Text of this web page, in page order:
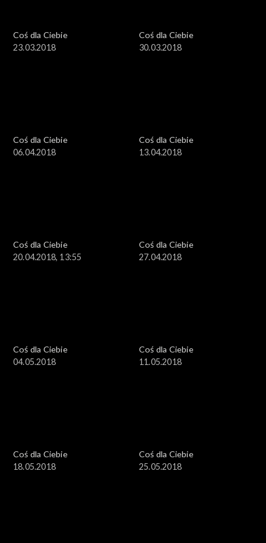
Coś dla Ciebie
23.03.2018
Coś dla Ciebie
30.03.2018
Coś dla Ciebie
06.04.2018
Coś dla Ciebie
13.04.2018
Coś dla Ciebie
20.04.2018, 13:55
Coś dla Ciebie
27.04.2018
Coś dla Ciebie
04.05.2018
Coś dla Ciebie
11.05.2018
Coś dla Ciebie
18.05.2018
Coś dla Ciebie
25.05.2018